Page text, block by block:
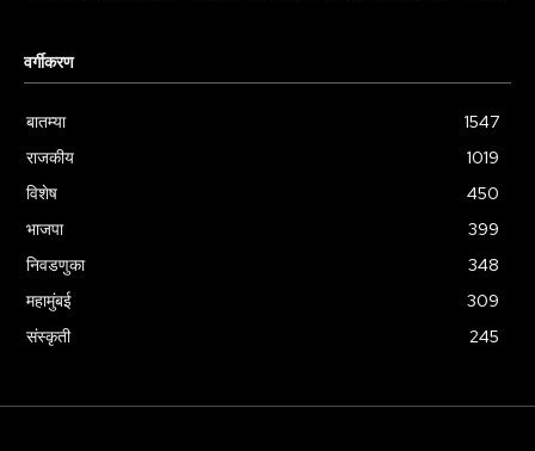
वर्गीकरण
बातम्या
1547
राजकीय
1019
विशेष
450
भाजपा
399
निवडणुका
348
महामुंबई
309
संस्कृती
245